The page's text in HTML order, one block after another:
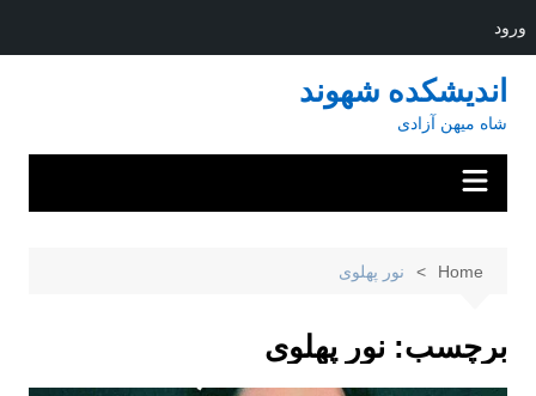
ورود
content
اندیشکده شهوند
شاه میهن آزادی
Home نور پهلوی
برچسب: نور پهلوی